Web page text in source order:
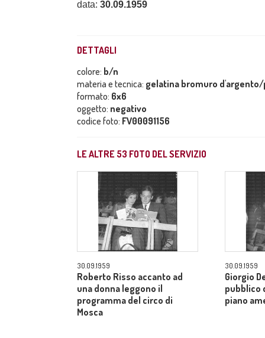
data: 30.09.1959
DETTAGLI
colore: b/n
materia e tecnica: gelatina bromuro
formato: 6x6
oggetto: negativo
codice foto: FV00091156
LE ALTRE 53 FOTO DEL SERVIZIO
30.09.1959
Roberto Risso accanto ad
una donna leggono il
programma del circo di
Mosca
30.09.1959
Giorgio
pubblico
piano